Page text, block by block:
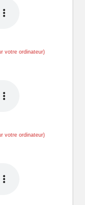
votre ordinateur)
votre ordinateur)